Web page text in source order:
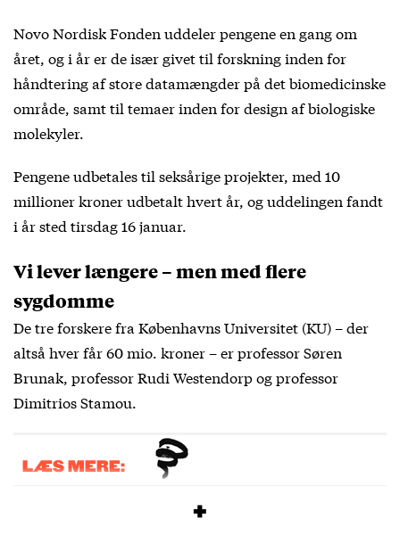
Novo Nordisk Fonden uddeler pengene en gang om
året, og i år er de især givet til forskning inden for
håndtering af store datamængder på det biomedicinske
område, samt til temaer inden for design af biologiske
molekyler.
Pengene udbetales til seksårige projekter, med 10
millioner kroner udbetalt hvert år, og uddelingen fandt
i år sted tirsdag 16 januar.
Vi lever længere – men med flere
sygdomme
De tre forskere fra Københavns Universitet (KU) – der
altså hver får 60 mio. kroner – er professor Søren
Brunak, professor Rudi Westendorp og professor
Dimitrios Stamou.
LÆS MERE:
Novo Nordisk Fondens pressemeddelelse